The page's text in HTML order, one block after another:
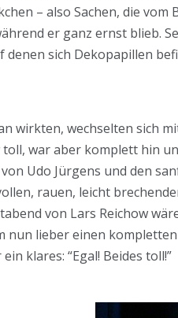
– also Sachen, die
er ganz ernst blieb.
sich Dekopapillen
wirkten, wechselten sich
war aber komplett hin
Udo Jürgens und den
rauen, leicht
von Lars Reichow
nun lieber einen
klares: “Egal! Beides toll!”